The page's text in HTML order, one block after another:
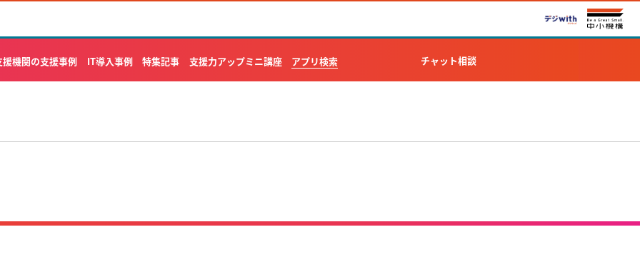
援機関の支援事例 IT導入事例 特集記事 支援力アップミニ講座 アプリ検索 チャット相談